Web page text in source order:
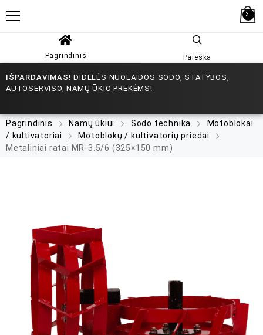
3
Pagrindinis Paieška
IŠPARDAVIMAS! DIDELĖS NUOLAIDOS SODO, STATYBOS,
AUTOSERVISO, NAMŲ ŪKIO PREKĖMS!
Pagrindinis Namų ūkiui Sodo technika
Motoblokai
/ kultivatoriai
Motoblokų / kultivatorių priedai
Metaliniai ratai MR-3.5/6 (325×150 mm)